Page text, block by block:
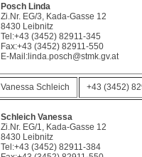
Posch Linda
Zi.Nr. EG/3, Kada-Gasse 12
8430 Leibnitz
Tel:+43 (3452) 82911-345
Fax:+43 (3452) 82911-550
E-Mail:linda.posch@stmk.gv.at
Vanessa Schleich +43 (3452)
Schleich Vanessa
Zi.Nr. EG/1, Kada-Gasse 12
8430 Leibnitz
Tel:+43 (3452) 82911-384